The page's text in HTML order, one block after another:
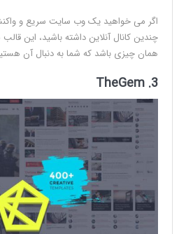
اگر می خواهید یک وب سایت سریع و
چندین کانال آنلاین داشته باشید، این
همان چیزی باشد که شما به دنبال آن
3. TheGem